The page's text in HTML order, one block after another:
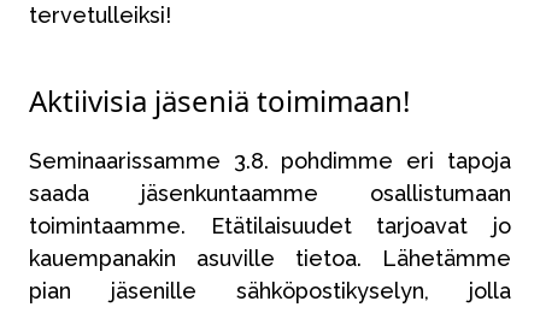
tervetulleiksi!
Aktiivisia jäseniä toimimaan!
Seminaarissamme 3.8. pohdimme eri tapoja
saada jäsenkuntaamme osallistumaan
toimintaamme. Etätilaisuudet tarjoavat jo
kauempanakin asuville tietoa. Lähetämme
pian jäsenille sähköpostikyselyn, jolla